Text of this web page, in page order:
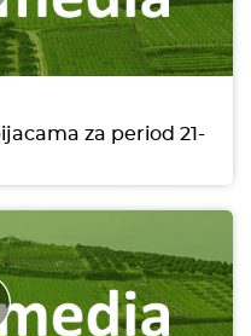
za period 21-